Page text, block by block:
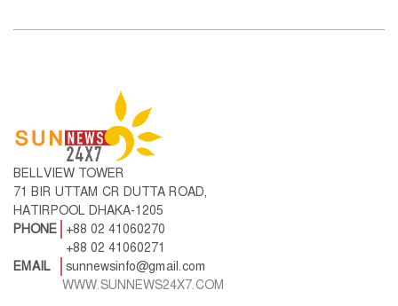
BELLVIEW TOWER
71 BIR UTTAM CR DUTTA ROAD,
HATIRPOOL DHAKA-1205
PHONE
+88 02 41060270
+88 02 41060271
EMAIL
sunnewsinfo@gmail.com
WWW.SUNNEWS24X7.COM